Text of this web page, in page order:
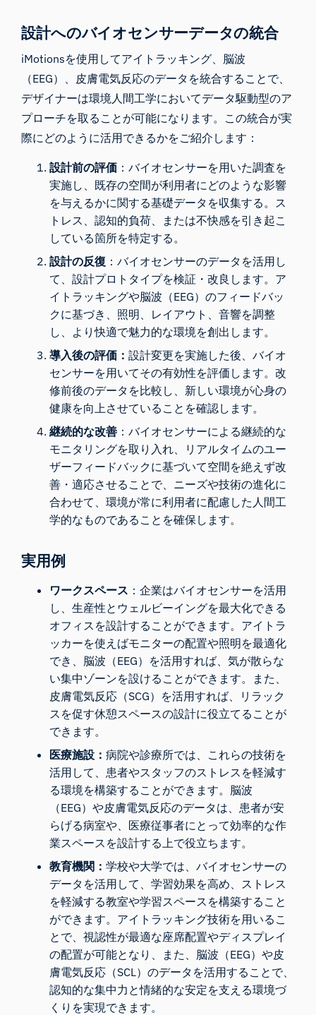
設計へのバイオセンサーデータの統合
iMotionsを使用してアイトラッキング、脳波
（EEG）、皮膚電気反応のデータを統合することで、
デザイナーは環境人間工学においてデータ駆動型のア
プローチを取ることが可能になります。この統合が実
際にどのように活用できるかをご紹介します：
設計前の評価 ：バイオセンサーを用いた調査を
実施し、既存の空間が利用者にどのような影響
を与えるかに関する基礎データを収集する。ス
トレス、認知的負荷、または不快感を引き起こ
している箇所を特定する。
設計の反復 ：バイオセンサーのデータを活用し
て、設計プロトタイプを検証・改良します。ア
イトラッキングや脳波（EEG）のフィードバッ
クに基づき、照明、レイアウト、音響を調整
し、より快適で魅力的な環境を創出します。
導入後の評価：設計変更を実施した後、バイオ
センサーを用いてその有効性を評価します。改
修前後のデータを比較し、新しい環境が心身の
健康を向上させていることを確認します。
継続的な改善 ：バイオセンサーによる継続的な
モニタリングを取り入れ、リアルタイムのユー
ザーフィードバックに基づいて空間を絶えず改
善・適応させることで、ニーズや技術の進化に
合わせて、環境が常に利用者に配慮した人間工
学的なものであることを確保します。
実用例
ワークスペース ：企業はバイオセンサーを活用
し、生産性とウェルビーイングを最大化できる
オフィスを設計することができます。アイトラ
ッカーを使えばモニターの配置や照明を最適化
でき、脳波（EEG）を活用すれば、気が散らな
い集中ゾーンを設けることができます。また、
皮膚電気反応（SCG）を活用すれば、リラック
スを促す休憩スペースの設計に役立てることが
できます。
医療施設：病院や診療所では、これらの技術を
活用して、患者やスタッフのストレスを軽減す
る環境を構築することができます。脳波
（EEG）や皮膚電気反応のデータは、患者が安
らげる病室や、医療従事者にとって効率的な作
業スペースを設計する上で役立ちます。
教育機関：学校や大学では、バイオセンサーの
データを活用して、学習効果を高め、ストレス
を軽減する教室や学習スペースを構築すること
ができます。アイトラッキング技術を用いるこ
とで、視認性が最適な座席配置やディスプレイ
の配置が可能となり、また、脳波（EEG）や皮
膚電気反応（SCL）のデータを活用することで、
認知的な集中力と情緒的な安定を支える環境づ
くりを実現できます。